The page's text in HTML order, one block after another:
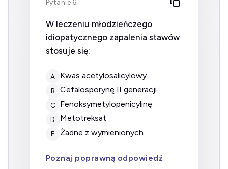
Pytanie 6
W leczeniu młodzieńczego
idiopatycznego zapalenia stawów
stosuje się:
A kwas acetylosalicylowy
B cefalosporynę II generacji
C fenoksymetylopenicylinę
D metotreksat
E żadne z wymienionych
Poznaj poprawną odpowiedź